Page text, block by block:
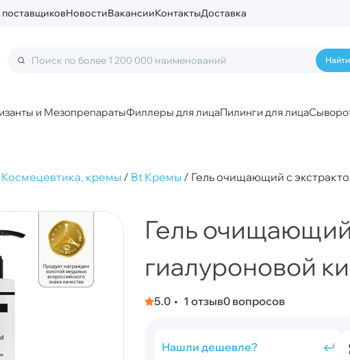
НовостиВакансииКонтактыДоставка
и МезопрепаратыФиллеры для лицаПилинги для лица
Космецевтика, кремы / Bt Кремы / Гель очищающий с
Гель
гиалуроновой
5.0 1 отзыв0 вопросов
Нашли дешевле?